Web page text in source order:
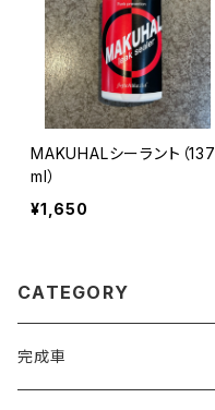
MAKUHALシーラント（137
ml）
¥1,650
CATEGORY
完成車